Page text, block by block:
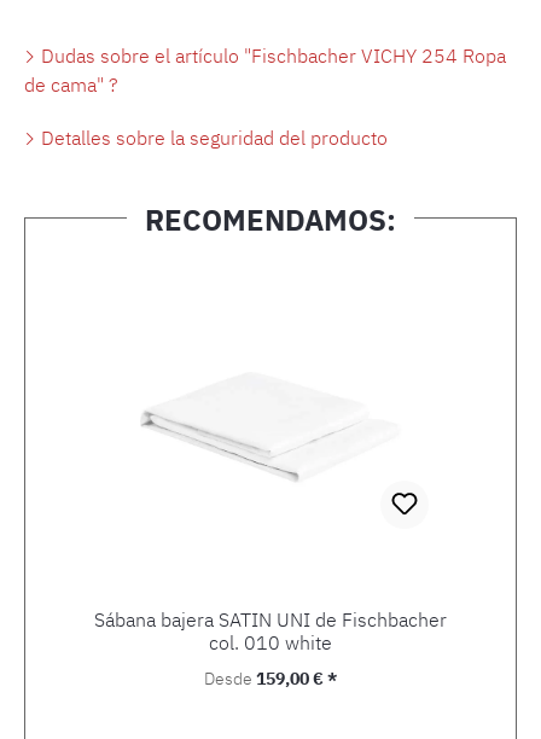
Dudas sobre el artículo "Fischbacher VICHY 254 Ropa
de cama" ?
Detalles sobre la seguridad del producto
RECOMENDAMOS:
Sábana bajera SATIN UNI de Fischbacher
col. 010 white
Precio normal:
Desde 159,00 € *